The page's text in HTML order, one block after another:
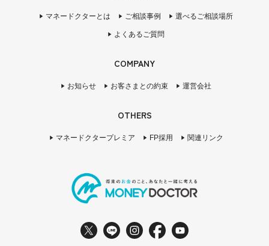
マネードクターとは ご相談事例 選べるご相談場所
よくあるご質問
COMPANY
お知らせ お客さまとの約束 運営会社
OTHERS
マネードクタープレミア FP採用 関連リンク